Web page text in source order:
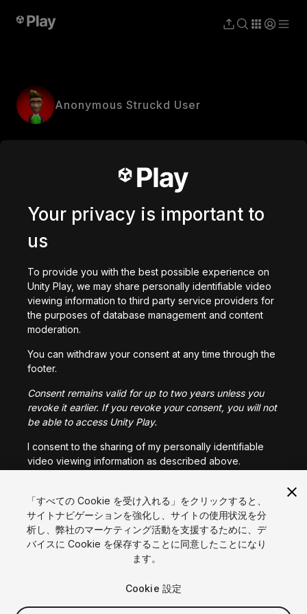
Anonymous Struckd User
言語
Bahasa Indonesia
Русский Español
「すべての Cookie を受け入れる」をクリックすると、
サイトナビゲーションを強化し、サイトの使用状況を分
析し、弊社のマーケティング活動を支援するために、デ
バイスに Cookie を保存することに同意したことになり
ます。
Cookie 設定
Your privacy is important to
us
To provide you with the best possible experience on
Unity Play, we may share personally identifiable video
viewing information to third party service providers for
the purposes of database management and content
moderation.
You can withdraw your consent at any time through the
footer.
Consent remains valid for up to two years unless you
revoke it earlier. If you revoke your consent, you will not
be able to access Unity Play.
I consent to the sharing of my personally identifiable
video viewing information as described above.
I CONSENT